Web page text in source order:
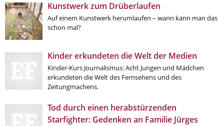
Kunstwerk zum Drüberlaufen
Auf einem Kunstwerk herumlaufen – wann kann man das
schon mal?
Kinder erkundeten die Welt der Medien
Kinder-Kurs Journalismus: Acht Jungen und Mädchen
erkundeten die Welt des Fernsehens und des
Zeitungmachens.
Tod durch einen herabstürzenden
Starfighter: Gedenken an Familie Jürges